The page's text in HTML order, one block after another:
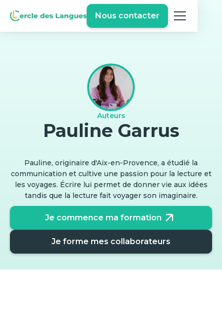
Nous contacter
Auteurs
Pauline Garrus
Pauline, originaire d'Aix-en-Provence, a étudié la
communication et cultive une passion pour la lecture et
les voyages. Écrire lui permet de donner vie aux idées
tandis que la lecture fait voyager son imaginaire.
Je commence ma formation
Je forme mes collaborateurs